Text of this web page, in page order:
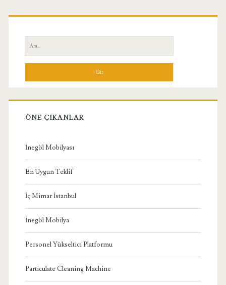
Birincil
Yan
Menü
Ara:
ÖNE ÇIKANLAR
İnegöl Mobilyası
En Uygun Teklif
İç Mimar İstanbul
İnegöl Mobilya
Personel Yükseltici Platformu
Particulate Cleaning Machine